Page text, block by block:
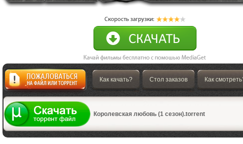
Жалоба
Как качать? Стол заказов Как
Королевская любовь (1 сезон).torrent